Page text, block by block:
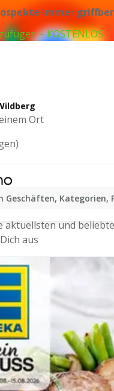
immer
– KOSTENLOS
Ort
Geschäften, Kategorien,
Neuste
aktuellsten und
aus